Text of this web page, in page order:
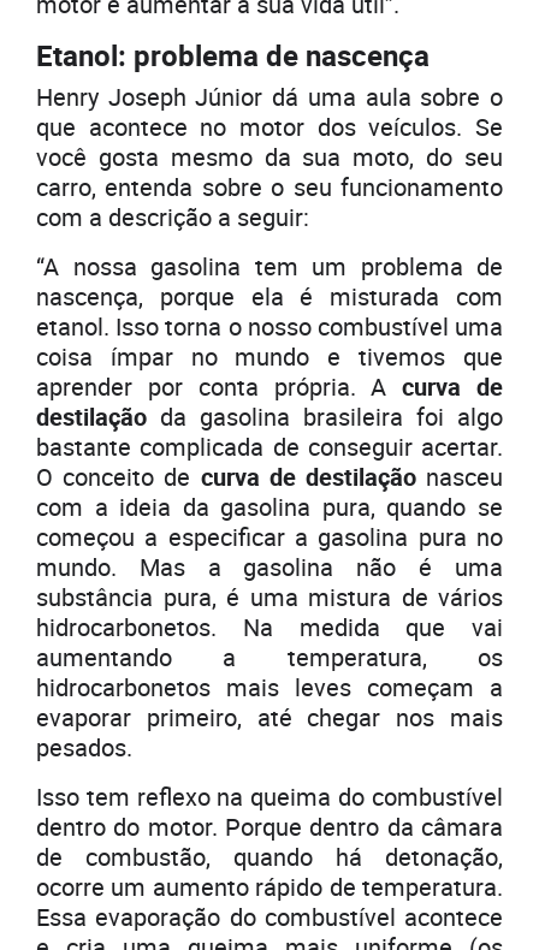
Etanol: problema de nascença
Henry Joseph Júnior dá uma aula sobre o
que acontece no motor dos veículos. Se
você gosta mesmo da sua moto, do seu
carro, entenda sobre o seu funcionamento
com a descrição a seguir:
“A nossa gasolina tem um problema de
nascença, porque ela é misturada com
etanol. Isso torna o nosso combustível uma
coisa ímpar no mundo e tivemos que
aprender por conta própria. Acurva de
destilação da gasolina brasileira foi algo
bastante complicada de conseguir acertar.
O conceito de curva de destilaçãonasceu
com a ideia da gasolina pura, quando se
começou a especificar a gasolina pura no
mundo. Mas a gasolina não é uma
substância pura, é uma mistura de vários
hidrocarbonetos. Na medida que vai
aumentando a temperatura, os
hidrocarbonetos mais leves começam a
evaporar primeiro, até chegar nos mais
pesados.
Isso tem reflexo na queima do combustível
dentro do motor. Porque dentro da câmara
de combustão, quando há detonação,
ocorre um aumento rápido de temperatura.
Essa evaporação do combustível acontece